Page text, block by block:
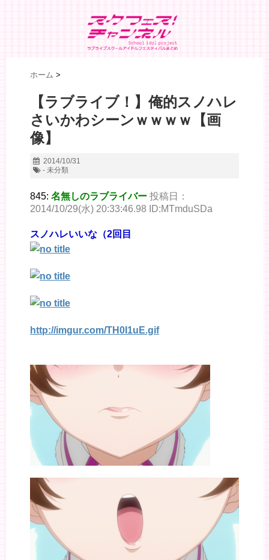
ホーム >
【ラブライブ！】俺的スノハレ
さいかわシーンｗｗｗｗ【画
像】
2014/10/31
- 未分類
845: 名無しのラブライバー 投稿日：
2014/10/29(水) 20:33:46.98 ID:MTmduSDa
スノハレいいな（2回目
http://imgur.com/TH0I1uE.gif